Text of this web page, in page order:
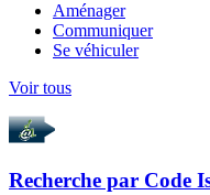
Aménager
Communiquer
Se véhiculer
Voir tous
Recherche par Code